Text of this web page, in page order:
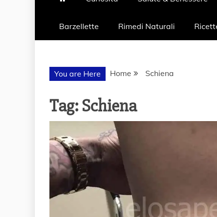
Barzellette Rimedi Naturali
You are Here Home Schiena
Tag:Schiena